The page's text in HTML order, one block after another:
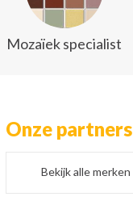
Mozaïek specialist
Onze partners
Bekijk alle merken